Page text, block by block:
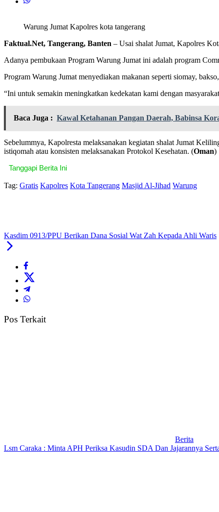
Warung Jumat Kapolres kota tangerang
Faktual.Net, Tangerang, Banten – Usai shalat Jumat, Kapolres
Adanya pembukaan Program Warung Jumat ini adalah program
Program Warung Jumat menyediakan makanan seperti siomay,
“Ini untuk semakin meningkatkan kedekatan kami dengan
Baca Juga : Kawal Ketahanan Pangan Daerah, Babinsa
Sebelummya, Kapolresta melaksanakan kegiatan shalat Jumat
istiqomah atau konsisten melaksanakan Protokol Kesehatan. (Oman)
Tanggapi Berita Ini
Tag: Gratis Kapolres Kota Tangerang Masjid Al-Jihad Warung
Kasdim 0913/PPU Berikan Dana Sosial Wat Zah Kepada Ahli Waris
Pos Terkait
Berita
Lsm Caraka : Minta APH Periksa Kasudin SDA Dan Jajarannya